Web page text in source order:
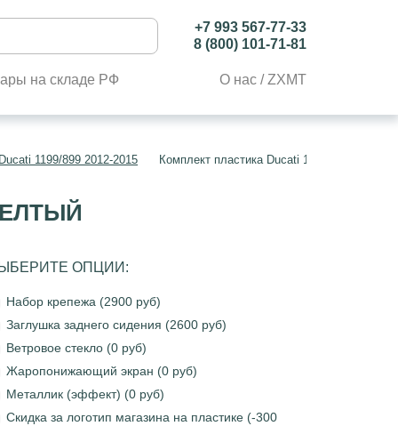
+7 993 567-77-33
8 (800) 101-71-81
на складе РФ О нас / ZXMT
1199/899 2012-2015 Комплект пластика Ducati 1199/899 2012-
ОПЦИИ:
Набор крепежа (2900 руб)
Заглушка заднего сидения (2600 руб)
Ветровое стекло (0 руб)
Жаропонижающий экран (0 руб)
Металлик (эффект) (0 руб)
Скидка за логотип магазина на пластике (-300